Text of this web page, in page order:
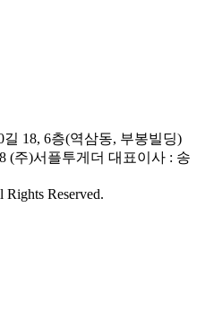
18, 6층(역삼동, 부봉빌딩)
(주)서플투게더 대표이사 : 송
Rights Reserved.